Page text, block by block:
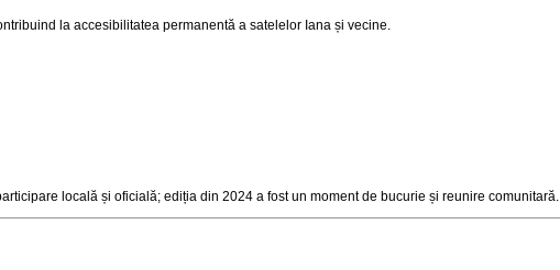
la accesibilitatea permanentă a satelelor Iana și vecine.
locală și oficială; ediția din 2024 a fost un moment de bucurie și reunire comunitară.